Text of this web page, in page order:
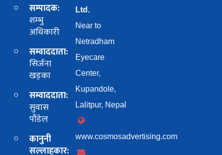
सम्पादक:
शम्भु
अधिकारी
सम्वाददाता:
सिर्जना
खड्का
सम्वाददाता:
सुवास
पाैडेल
कानुनी
सल्लाहकार:
Ltd.
Near to
Netradham
Eyecare
Center,
Kupandole,
Lalitpur, Nepal
www.cosmosadvertising.com